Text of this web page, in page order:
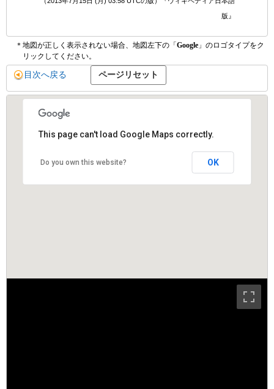
版』
＊地図が正しく表示されない場合、地図左下の「Google 」のロゴタイプをク
リックしてください。
目次へ戻る
This page can't load Google Maps correctly.
Do you own this website? OK